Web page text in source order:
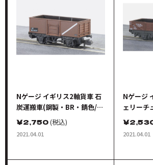
Nゲージ イギリス2軸貨車 石
炭運搬車(鋼製・BR・錆色/車
番B174727)
￥2,750(税込)
2021.04.01
Nゲージ
ェリーチ
リス国鉄
￥
2021.04.01